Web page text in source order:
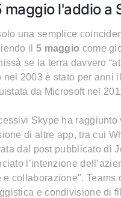
maggio l'addio a
una semplice
il 5 maggio come
se la terra davvero
nel 2003 è stato per
da Microsoft nel
Skype ha raggiunto
di altre app, tra cui
dal post pubblicato di
l’intenzione
e collaborazione".
e condivisione di